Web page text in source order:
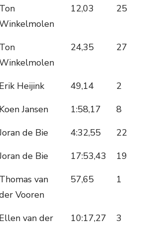
Ton
12,03 25
Ton
24,35 27
Erik Heijink 49,14
2
Koen Jansen 1:58,17
8
de Bie 4:32,55
22
de Bie 17:53,43
19
Thomas van
Vooren
57,65 1
Ellen van der
10:17,27 3